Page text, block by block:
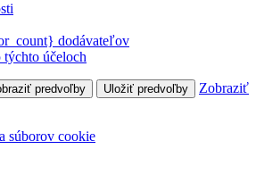
dodávateľov
týchto účeloch
predvoľby Uložiť predvoľby
Zobraziť
súborov cookie